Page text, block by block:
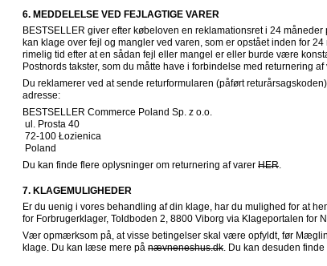
6. MEDDELELSE VED FEJLAGTIGE VARER
BESTSELLER giver efter købeloven en reklamationsret i 24
kan klage over fejl og mangler ved varen, som er opstået inden for
rimelig tid efter at en sådan fejl eller mangel er eller burde være
Postnords takster, som du måtte have i forbindelse med returnering
Du reklamerer ved at sende returformularen (påført
adresse:
BESTSELLER Commerce Poland Sp. z o.o.
Poland
Du kan finde flere oplysninger om returnering af varer HER.
7. KLAGEMULIGHEDER
Er du uenig i vores behandling af din klage, har du mulighed for at
for Forbrugerklager, Toldboden 2, 8800 Viborg via Klageportalen for
Vær opmærksom på, at visse betingelser skal være opfyldt, før
klage. Du kan læse mere på nævneneshus.dk. Du kan desuden